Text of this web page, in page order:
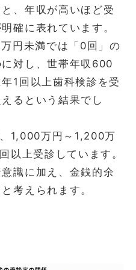
、年収が高いほど受
確に表れています。
円未満では「0回」の
対し、世帯年収600
1回以上歯科検診を受
るという結果でし
1,000万円～1,200万
以上受診しています。
識に加え、金銭的余
考えられます。